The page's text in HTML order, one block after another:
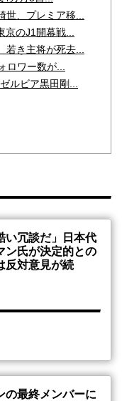
、プレミア移...
京のJ1開幕戦...
き主将が死去...
ロワー数が...
ルビア黒田剛...
い冗談だ」日本代
ン氏が決定的との
反対意見が続
の最終メンバーに